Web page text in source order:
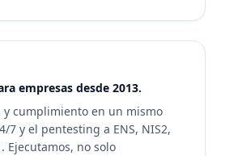
empresas desde 2013.
y cumplimiento en un mismo
7 y el pentesting a ENS, NIS2,
Ejecutamos, no solo